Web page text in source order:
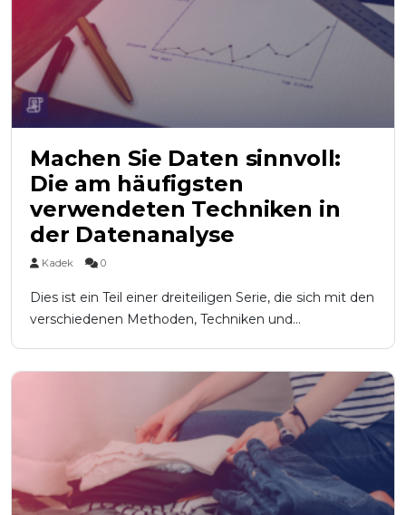
Machen Sie Daten sinnvoll:
Die am häufigsten
verwendeten Techniken in
der Datenanalyse
Kadek 0
Dies ist ein Teil einer dreiteiligen Serie, die sich mit den
verschiedenen Methoden, Techniken und...